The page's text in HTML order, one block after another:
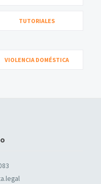
TUTORIALES
VIOLENCIA DOMÉSTICA